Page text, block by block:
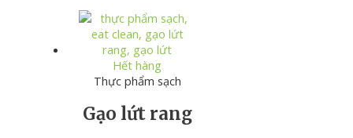
Hết hàng
Thực phẩm sạch
Gạo lứt rang